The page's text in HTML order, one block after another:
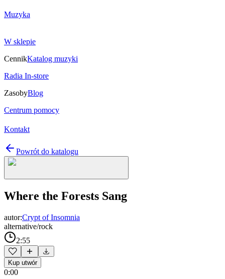
Muzyka
W sklepie
CennikKatalog muzyki
Radia In-store
ZasobyBlog
Centrum pomocy
Kontakt
Powrót do katalogu
Where the Forests Sang
autor:Crypt of Insomnia
alternative/rock
2:55
Kup utwór
0:00